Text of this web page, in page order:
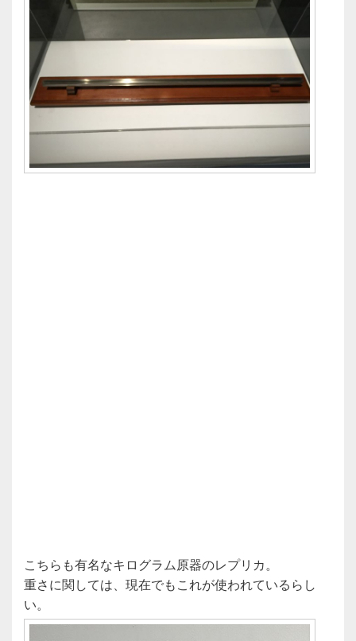
こちらも有名なキログラム原器のレプリカ。
重さに関しては、現在でもこれが使われているらし
い。